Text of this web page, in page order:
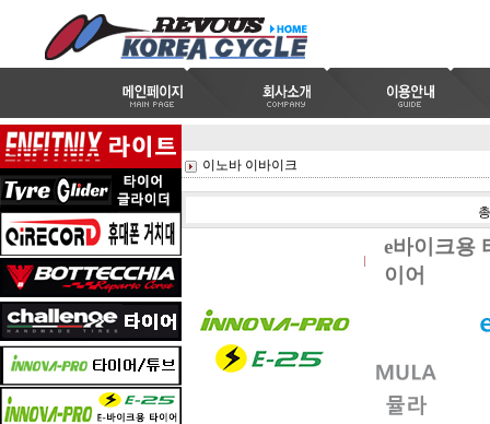
이노바 이바이크
e바이크용
이어